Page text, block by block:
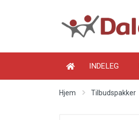
INDELEG
Hjem Tilbudspakker